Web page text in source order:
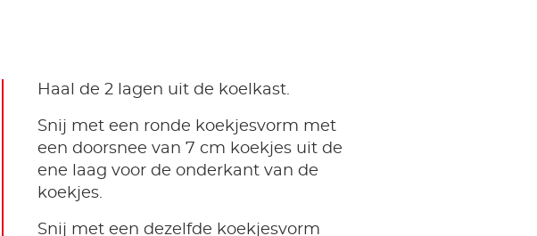
Haal de 2 lagen uit de koelkast.
Snij met een ronde koekjesvorm met
een doorsnee van 7 cm koekjes uit de
ene laag voor de onderkant van de
koekjes.
Snij met een dezelfde koekjesvorm